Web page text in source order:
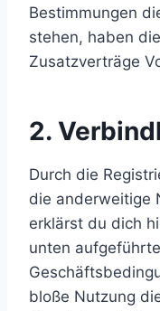
Bestimmungen
stehen, haben
Zusatzverträge
2.
Durch die
die anderweitige
erklärst du dich
unten
bloße Nutzung